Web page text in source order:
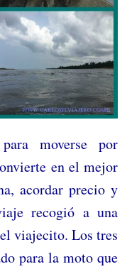
moverse por
en el mejor
acordar precio y
recogió a una
viajecito. Los tres
para la moto que